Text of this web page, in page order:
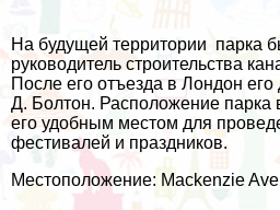
На будущей территории парка
руководитель строительства
После его отъезда в Лондон
Д. Болтон. Расположение парка
его удобным местом для
фестивалей и праздников.
Местоположение: Mackenzie